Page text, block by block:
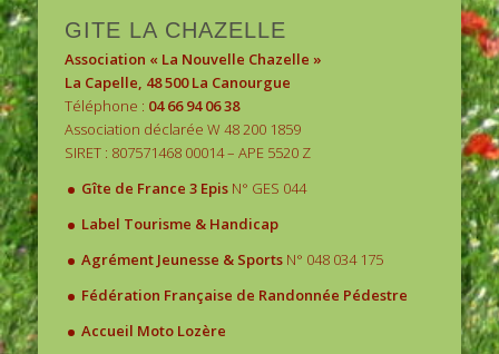
GITE LA CHAZELLE
Association « La Nouvelle Chazelle »
La Capelle, 48 500 La Canourgue
Téléphone : 04 66 94 06 38
Association déclarée W 48 200 1859
SIRET : 807571468 00014 – APE 5520 Z
. Gîte de France 3 Epis N° GES 044
. Label Tourisme & Handicap
. Agrément Jeunesse & Sports N° 048 034 175
. Fédération Française de Randonnée Pédestre
. Accueil Moto Lozère